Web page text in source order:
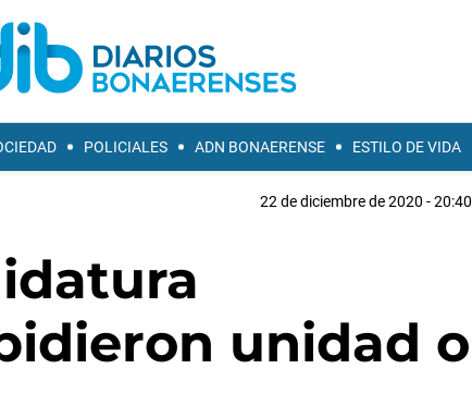
POLICIALES ADN BONAERENSE ESTILO DE VIDA
22 de diciembre de 2020 - 20:40
unidad o